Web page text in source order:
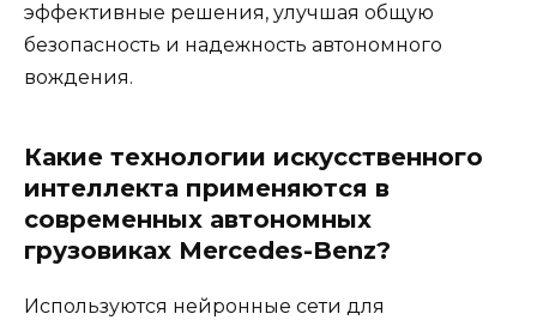
эффективные решения, улучшая общую
безопасность и надежность автономного
вождения.
Какие технологии искусственного
интеллекта применяются в
современных автономных
грузовиках Mercedes-Benz?
Используются нейронные сети для